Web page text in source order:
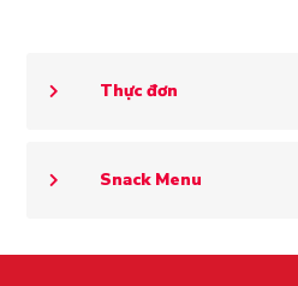
Thực đơn
Snack Menu